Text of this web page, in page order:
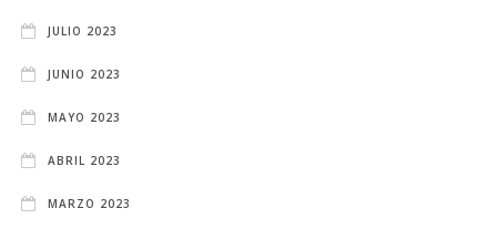
JULIO 2023
JUNIO 2023
MAYO 2023
ABRIL 2023
MARZO 2023